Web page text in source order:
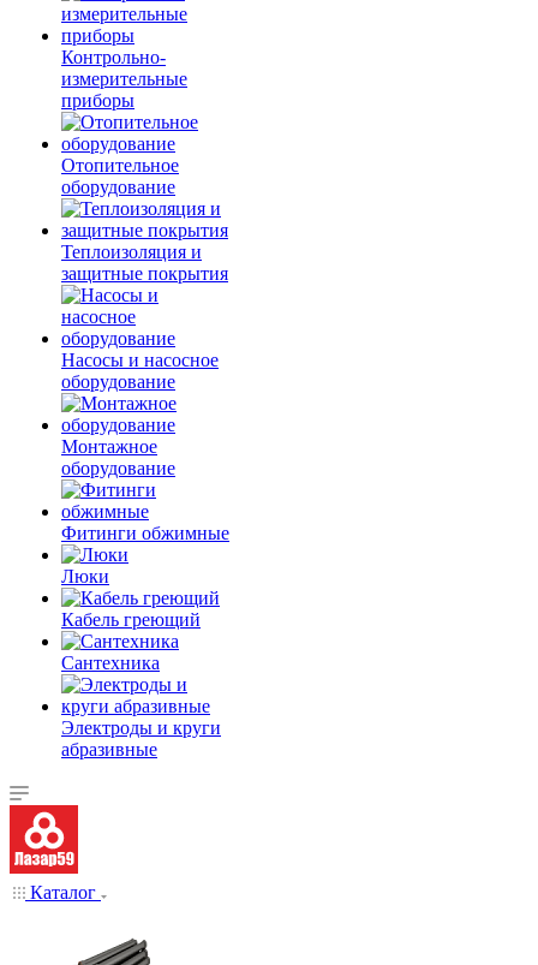
Контрольно-
измерительные
приборы
Отопительное
оборудование
Теплоизоляция и
защитные покрытия
Насосы и насосное
оборудование
Монтажное
оборудование
Фитинги обжимные
Люки
Кабель греющий
Сантехника
Электроды и круги
абразивные
Каталог